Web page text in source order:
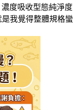
濃度吸收型態純淨度
我覺得整體規格蠻